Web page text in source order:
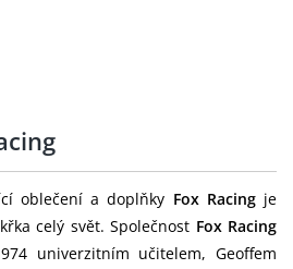
oblečení a doplňky Fox Racingje
celý svět. Společnost Fox Racing
univerzitním učitelem, Geoffem